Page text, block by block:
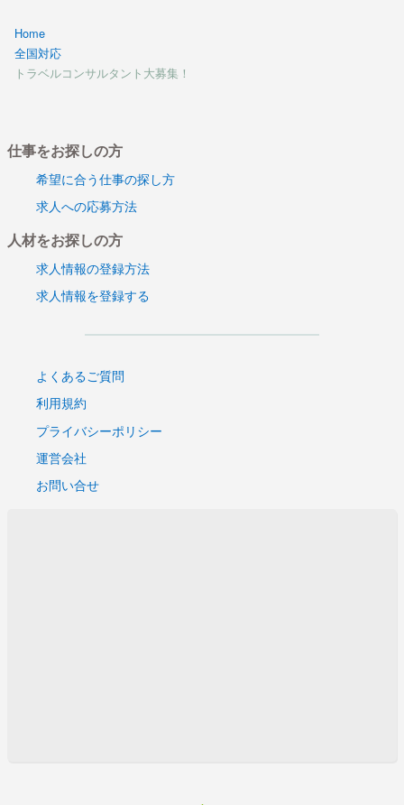
Home
全国対応
トラベルコンサルタント大募集！
仕事をお探しの方
希望に合う仕事の探し方
求人への応募方法
人材をお探しの方
求人情報の登録方法
求人情報を登録する
よくあるご質問
利用規約
プライバシーポリシー
運営会社
お問い合せ